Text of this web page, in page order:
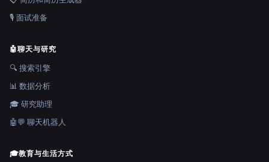
🎙️ 面试准备
🤖聊天与研究
🔍 搜索引擎
📊 数据分析
🎓 研究助理
🤖💬 聊天机器人
🎓教育与生活方式